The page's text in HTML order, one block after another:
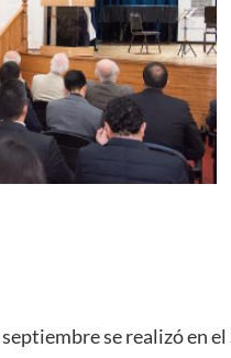
se realizó en